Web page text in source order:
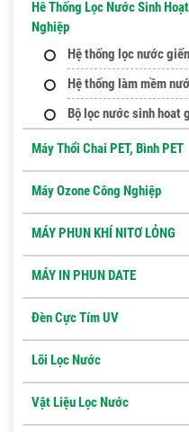
Hê Thống Lọc Nước Sinh
Nghiệp
Hệ thống lọc nước
Hệ thống làm mềm
Bộ lọc nước sinh hoat
Máy Thổi Chai PET, Bình PET
Máy Ozone Công Nghiệp
MÁY PHUN KHÍ NITƠ LỎNG
MÁY IN PHUN DATE
Đèn Cực Tím UV
Lõi Lọc Nước
Vật Liệu Lọc Nước